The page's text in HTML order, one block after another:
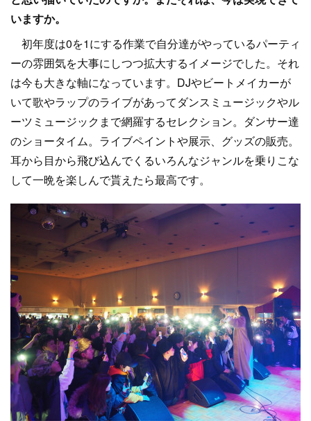
いますか。
初年度は0を1にする作業で自分達がやっているパーティ
ーの雰囲気を大事にしつつ拡大するイメージでした。それ
は今も大きな軸になっています。DJやビートメイカーが
いて歌やラップのライブがあってダンスミュージックやル
ーツミュージックまで網羅するセレクション。ダンサー達
のショータイム。ライブペイントや展示、グッズの販売。
耳から目から飛び込んでくるいろんなジャンルを乗りこな
して一晩を楽しんで貰えたら最高です。